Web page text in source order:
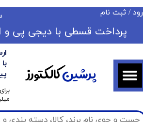
/ ثبت نام
حساب کاربری من
تغییر گذر واژه
سفارشات
خروج از حساب کاربری
​​پرداخت قسطی با دیجی پی
پرشینکالکتورز